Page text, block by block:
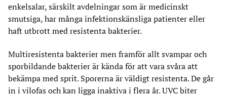
enkelsalar, särskilt avdelningar som är medicinskt
smutsiga, har många infektionskänsliga patienter eller
haft utbrott med resistenta bakterier.
Multiresistenta bakterier men framför allt svampar och
sporbildande bakterier är kända för att vara svåra att
bekämpa med sprit. Sporerna är väldigt resistenta. De går
in i vilofas och kan ligga inaktiva i flera år. UVC biter